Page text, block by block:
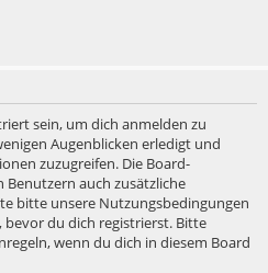
sein, um dich anmelden zu
Augenblicken erledigt und
zuzugreifen. Die Board-
auch zusätzliche
bitte unsere Nutzungsbedingungen
bevor du dich registrierst. Bitte
wenn du dich in diesem Board